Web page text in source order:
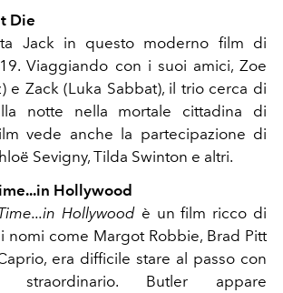
Die
Jack in questo moderno film di
Viaggiando con i suoi amici, Zoe
e Zack (Luka Sabbat), il trio cerca di
notte nella mortale cittadina di
vede anche la partecipazione di
Sevigny, Tilda Swinton e altri.
Hollywood
Hollywood è un film ricco di
nomi come Margot Robbie, Brad Pitt
era difficile stare al passo con
straordinario. Butler appare